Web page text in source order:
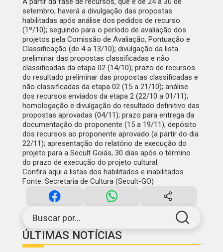
Buscar por...
ÚLTIMAS NOTÍCIAS
setembro, haverá a divulgação das propostas
habilitadas após análise dos pedidos de recurso
(1º/10); seguindo para o período de avaliação dos
projetos pela Comissão de Avaliação, Pontuação e
Classificação (de 4 a 13/10); divulgação da lista
preliminar das propostas classificadas e não
classificadas da etapa 02 (14/10); prazo de recursos
do resultado preliminar das propostas classificadas e
não classificadas da etapa 02 (15 a 21/10); análise
dos recursos enviados da etapa 2 (22/10 a 01/11);
homologação e divulgação do resultado definitivo das
propostas aprovadas (04/11); prazo para entrega da
documentação do proponente (15 a 19/11); depósito
dos recursos ao proponente aprovado (a partir do dia
22/11); apresentação do relatório de execução do
projeto para a Secult Goiás, 30 dias após o término
do prazo de execução do projeto cultural.
Confira aqui a listas dos habilitados e inabilitados
Fonte: Secretaria de Cultura (Secult-GO)